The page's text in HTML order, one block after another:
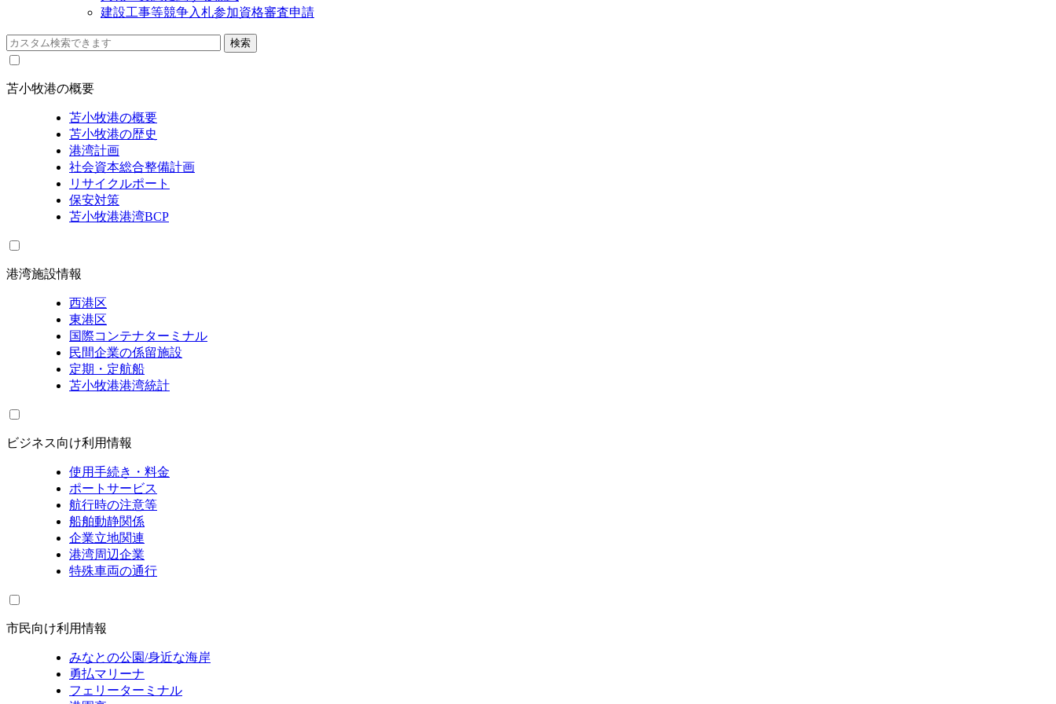
建設工事等競争入札参加資格審査申請
苫小牧港の概要
苫小牧港の概要
苫小牧港の歴史
港湾計画
社会資本総合整備計画
リサイクルポート
保安対策
苫小牧港港湾BCP
港湾施設情報
西港区
東港区
国際コンテナターミナル
民間企業の係留施設
定期・定航船
苫小牧港港湾統計
ビジネス向け利用情報
使用手続き・料金
ポートサービス
航行時の注意等
船舶動静関係
企業立地関連
港湾周辺企業
特殊車両の通行
市民向け利用情報
みなとの公園/身近な海岸
勇払マリーナ
フェリーターミナル